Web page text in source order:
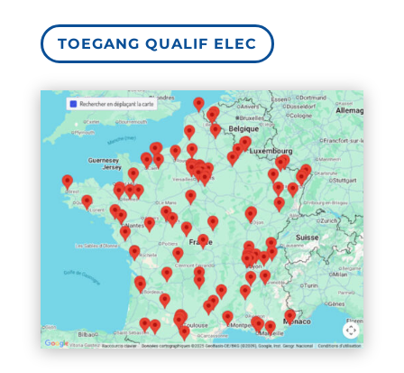
TOEGANG QUALIF ELEC